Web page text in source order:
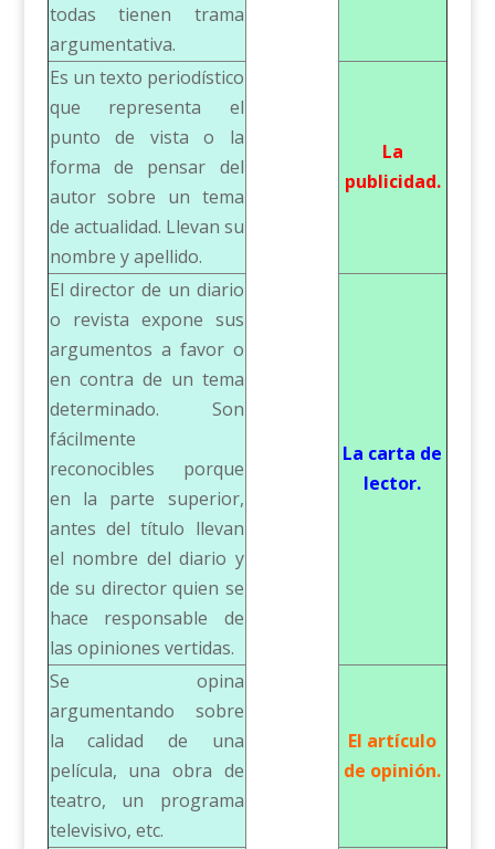
todas tienen trama
argumentativa.
Es un texto periodístico
que representa el
punto de vista o la
forma de pensar del
autor sobre un tema
de actualidad. Llevan su
nombre y apellido.
La
publicidad.
El director de un diario
o revista expone sus
argumentos a favor o
en contra de un tema
determinado. Son
fácilmente
reconocibles porque
en la parte superior,
antes del título llevan
el nombre del diario y
de su director quien se
hace responsable de
las opiniones vertidas.
La carta de
lector.
Se opina
argumentando sobre
la calidad de una
película, una obra de
teatro, un programa
televisivo, etc.
El artículo
de opinión.